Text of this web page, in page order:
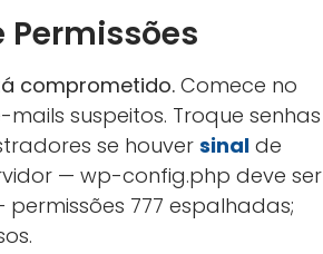
Permissões
comprometido. Comece no
suspeitos. Troque senhas
se houver sinal de
— wp-config.php deve ser
777 espalhadas;